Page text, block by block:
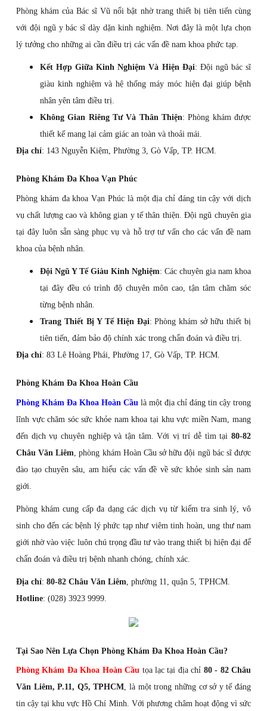
Phòng khám của Bác sĩ Vũ nổi bật nhờ trang thiết bị tiên tiến cùng
với đội ngũ y bác sĩ dày dặn kinh nghiệm. Nơi đây là một lựa chọn
lý tưởng cho những ai cần điều trị các vấn đề nam khoa phức tạp.
Kết Hợp Giữa Kinh Nghiệm Và Hiện Đại: Đội ngũ bác sĩ
giàu kinh nghiệm và hệ thống máy móc hiện đại giúp bệnh
nhân yên tâm điều trị.
Không Gian Riêng Tư Và Thân Thiện: Phòng khám được
thiết kế mang lại cảm giác an toàn và thoải mái.
Địa chỉ: 143 Nguyễn Kiệm, Phường 3, Gò Vấp, TP. HCM.
Phòng Khám Đa Khoa Vạn Phúc
Phòng khám đa khoa Vạn Phúc là một địa chỉ đáng tin cậy với dịch
vụ chất lượng cao và không gian y tế thân thiện. Đội ngũ chuyên gia
tại đây luôn sẵn sàng phục vụ và hỗ trợ tư vấn cho các vấn đề nam
khoa của bệnh nhân.
Đội Ngũ Y Tế Giàu Kinh Nghiệm: Các chuyên gia nam khoa
tại đây đều có trình độ chuyên môn cao, tận tâm chăm sóc
từng bệnh nhân.
Trang Thiết Bị Y Tế Hiện Đại: Phòng khám sở hữu thiết bị
tiên tiến, đảm bảo độ chính xác trong chẩn đoán và điều trị.
Địa chỉ: 83 Lê Hoàng Phái, Phường 17, Gò Vấp, TP. HCM.
Phòng Khám Đa Khoa Hoàn Cầu
Phòng Khám Đa Khoa Hoàn Cầu là một địa chỉ đáng tin cậy trong
lĩnh vực chăm sóc sức khỏe nam khoa tại khu vực miền Nam, mang
đến dịch vụ chuyên nghiệp và tận tâm. Với vị trí dễ tìm tại 80-82
Châu Văn Liêm, phòng khám Hoàn Cầu sở hữu đội ngũ bác sĩ được
đào tạo chuyên sâu, am hiểu các vấn đề về sức khỏe sinh sản nam
giới.
Phòng khám cung cấp đa dạng các dịch vụ từ kiểm tra sinh lý, vô
sinh cho đến các bệnh lý phức tạp như viêm tinh hoàn, ung thư nam
giới nhờ vào việc luôn chú trọng đầu tư vào trang thiết bị hiện đại để
chẩn đoán và điều trị bệnh nhanh chóng, chính xác.
Địa chỉ: 80-82 Châu Văn Liêm, phường 11, quận 5, TPHCM.
Hotline: (028) 3923 9999.
Tại Sao Nên Lựa Chọn Phòng Khám Đa Khoa Hoàn Cầu?
Phòng Khám Đa Khoa Hoàn Cầu tọa lạc tại địa chỉ 80 - 82 Châu
Văn Liêm, P.11, Q5, TPHCM, là một trong những cơ sở y tế đáng
tin cậy tại khu vực Hồ Chí Minh. Với phương châm hoạt động vì sức